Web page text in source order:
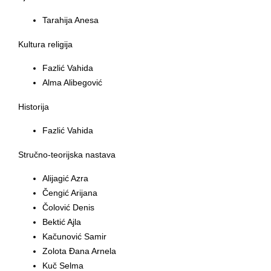
Tarahija Anesa
Kultura religija
Fazlić Vahida
Alma Alibegović
Historija
Fazlić Vahida
Stručno-teorijska nastava
Alijagić Azra
Čengić Arijana
Čolović Denis
Bektić Ajla
Kačunović Samir
Zolota Đana Arnela
Kuč Selma